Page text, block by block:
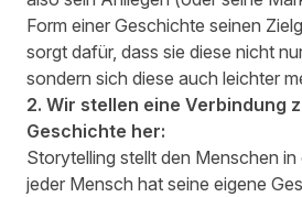
Form einer Geschichte seinen
sorgt dafür, dass sie diese nicht
sondern sich diese auch leichter
2. Wir stellen eine Verbindung
Geschichte her:
Storytelling stellt den Menschen
jeder Mensch hat seine eigene